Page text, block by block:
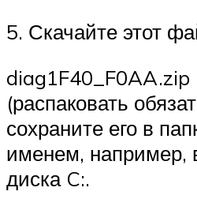
5. Скачайте этот
diag1F40_F0AA.zip
(распаковать
сохраните его в
именем, например,
диска C:.